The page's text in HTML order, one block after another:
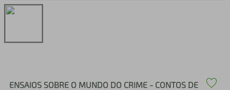
ENSAIOS SOBRE O MUNDO DO CRIME - CONTOS DE